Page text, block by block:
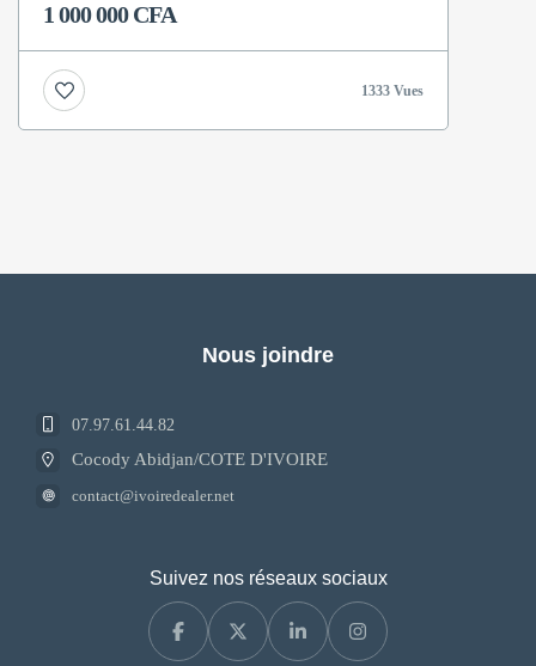
1 000 000 CFA
1333 Vues
Nous joindre
07.97.61.44.82
Cocody Abidjan/COTE D'IVOIRE
contact@ivoiredealer.net
Suivez nos réseaux sociaux